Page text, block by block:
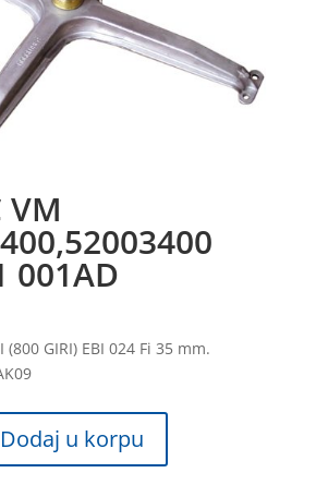
VM
001AD
(800 GIRI) EBI 024 Fi 35 mm.
Dodaj u korpu